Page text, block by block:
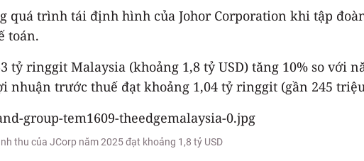
trình tái định hình của Johor Corporation khi tập
toán.
tỷ ringgit Malaysia (khoảng 1,8 tỷ USD) tăng 10% so với
trước thuế đạt khoảng 1,04 tỷ ringgit (gần 245 triệu
thu của JCorp năm 2025 đạt khoảng 1,8 tỷ USD